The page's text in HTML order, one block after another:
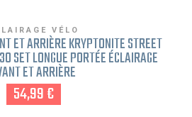
VÉLO
ET ARRIÈRE KRYPTONITE STREET
SET LONGUE PORTÉE ÉCLAIRAGE
ET ARRIÈRE
54,99 €